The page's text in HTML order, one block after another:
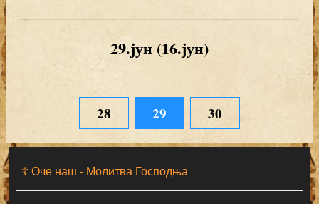
☦ Оче наш - Moлитва Господња
29.јун (16.јун)
28 29 30